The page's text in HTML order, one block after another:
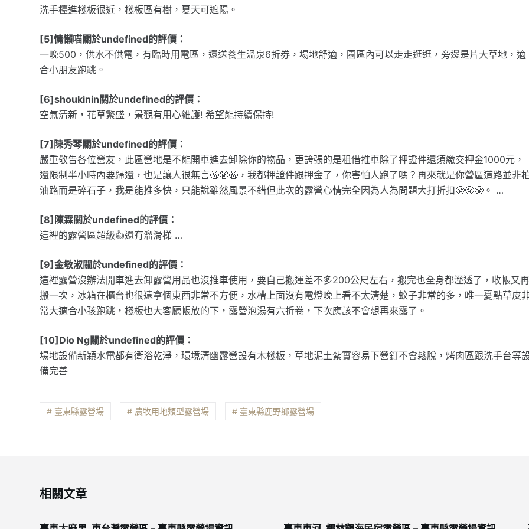
洗手檯進棧板很近，棧板區有樹，夏天可遮陽。
[5]慵懶喵關於undefined的評價：
一晚500，供水不供電，有臨時用電區，還送養生溫泉6折券，場地舒適，園區內可以走走逛逛，旁邊是片大草地，適
合小朋友跑跳。
[6]shoukinin關於undefined的評價：
空氣清新，花草繁盛，景觀有用心維護! 希望能持續保持!
[7]陳秀琴關於undefined的評價：
嚴重敬告各位營友，此區營地是不能開車進去卸除你的物品，更誇張的是租借推車除了押證件還須繳交押金1000元，
還限制半小時內要歸還，也是讓人很無言🤬🤬🤬，我都押證件跟押金了，你害怕人跑了嗎？再來就是你營區道路並非
油路而是碎石子，我是能推多快，只能說雖然風景不錯但此次的露營心情完全因為人為問題大打折扣😤😤😤。 …
[8]陳霖關於undefined的評價：
這裡的露營區超級👍還有溜滑梯 …
[9]金敏淑關於undefined的評價：
這裡露營沒辦法開車進去卸露營用品也沒推車使用，要自己搬運差不多200公尺左右，搬完也全身都溼透了，收帳又再
搬一次，冰箱在櫃台也很遠拿個東西非常不方便，水槽上面沒有電燈晚上看不太清楚，蚊子非常的多，唯一憂點草皮
常大適合小孩跑跳，棧板也大客廳帳放的下，露營泡湯有六折卷，下次應該不會想再來露了。
[10]Dio Ng關於undefined的評價：
場地設備新穎水電都有衛浴乾淨，環境清幽露營設有木棧板，草地泥土紮實容易下營釘不會鬆脫，烤肉區跟洗手台等
備完善
# 臺東縣露營場 # 農牧用地類型露營場 # 臺東縣鹿野鄉露營場
相關文章